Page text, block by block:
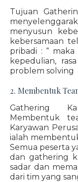
Tujuan
menyusun
kebersamaan
pribadi : “
kepedulian,
problem solving
2. Membentuk
Gathering
Membentuk
Karyawan
ialah
Semua peserta
dan gathering
sadar dan
dari tim yang